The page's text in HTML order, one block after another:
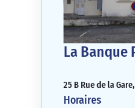
La Banque
25 B Rue de la
Horaires